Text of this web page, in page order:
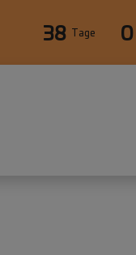
38 Tage 0